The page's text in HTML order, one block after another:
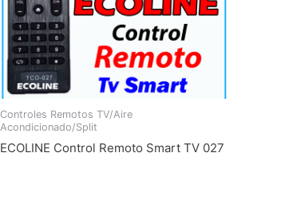
Controles Remotos TV/Aire
Acondicionado/Split
ECOLINE Control Remoto Smart TV 027